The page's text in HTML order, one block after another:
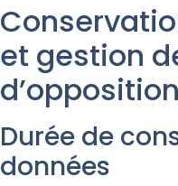
et gestion
d’opposition
Durée de
données